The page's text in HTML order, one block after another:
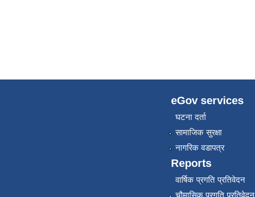
eGov services
घटना दर्ता
सामाजिक सुरक्षा
नागरिक वडापत्र
Reports
वार्षिक प्रगति प्रतिवेदन